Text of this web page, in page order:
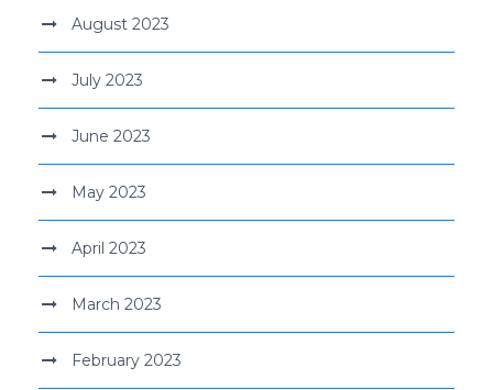
August 2023
July 2023
June 2023
May 2023
April 2023
March 2023
February 2023